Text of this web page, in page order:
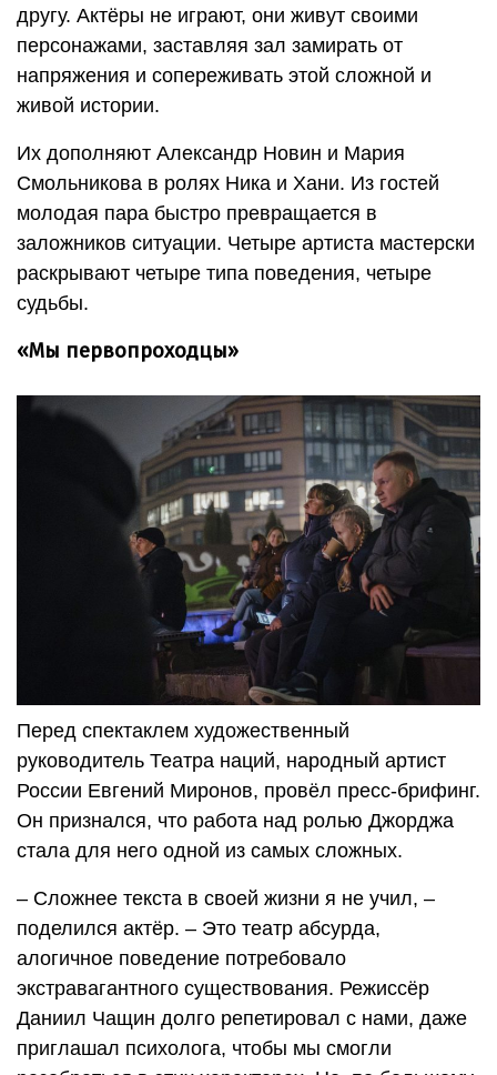
другу. Актёры не играют, они живут своими
персонажами, заставляя зал замирать от
напряжения и сопереживать этой сложной и
живой истории.
Их дополняют Александр Новин и Мария
Смольникова в ролях Ника и Хани. Из гостей
молодая пара быстро превращается в
заложников ситуации. Четыре артиста мастерски
раскрывают четыре типа поведения, четыре
судьбы.
«Мы первопроходцы»
Перед спектаклем художественный
руководитель Театра наций, народный артист
России Евгений Миронов, провёл пресс-брифинг.
Он признался, что работа над ролью Джорджа
стала для него одной из самых сложных.
– Сложнее текста в своей жизни я не учил, –
поделился актёр. – Это театр абсурда,
алогичное поведение потребовало
экстравагантного существования. Режиссёр
Даниил Чащин долго репетировал с нами, даже
приглашал психолога, чтобы мы смогли